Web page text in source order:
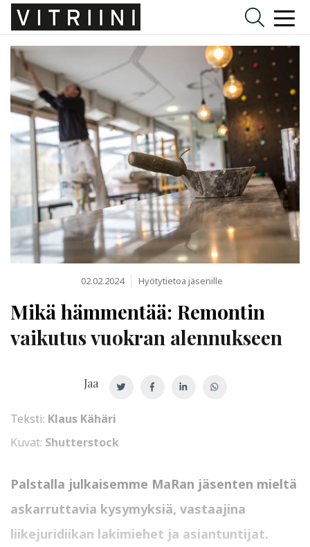
02.02.2024 Hyötytietoa jäsenille
Mikä hämmentää: Remontin
vaikutus vuokran alennukseen
Teksti: Klaus Kähäri
Kuvat: Shutterstock
Palstalla julkaisemme MaRan jäsenten mieltä
askarruttavia kysymyksiä, vastaajina
liikejuridiikan lakimiehet ja asiantuntijat.
Jaa